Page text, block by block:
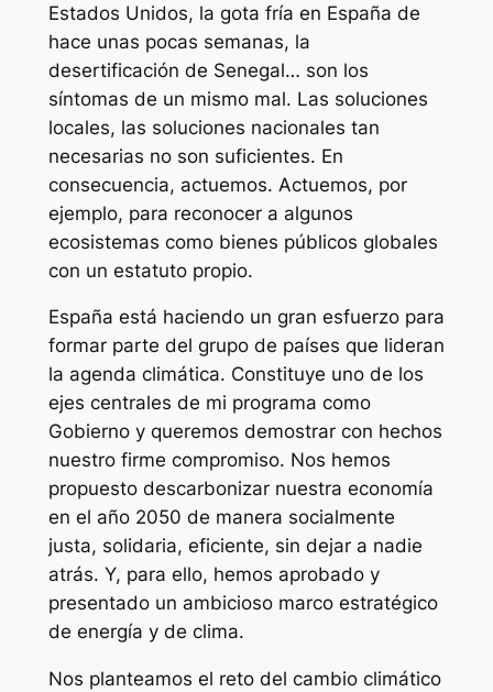
Estados Unidos, la gota fría en España de
hace unas pocas semanas, la
desertificación de Senegal… son los
síntomas de un mismo mal. Las soluciones
locales, las soluciones nacionales tan
necesarias no son suficientes. En
consecuencia, actuemos. Actuemos, por
ejemplo, para reconocer a algunos
ecosistemas como bienes públicos globales
con un estatuto propio.
España está haciendo un gran esfuerzo para
formar parte del grupo de países que lideran
la agenda climática. Constituye uno de los
ejes centrales de mi programa como
Gobierno y queremos demostrar con hechos
nuestro firme compromiso. Nos hemos
propuesto descarbonizar nuestra economía
en el año 2050 de manera socialmente
justa, solidaria, eficiente, sin dejar a nadie
atrás. Y, para ello, hemos aprobado y
presentado un ambicioso marco estratégico
de energía y de clima.
Nos planteamos el reto del cambio climático